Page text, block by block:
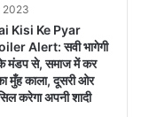
2023
Kisi Ke Pyar
Alert: सवी भागेगी
मंडप से, समाज में कर
मुँह काला, दूसरी ओर
करेगा अपनी शादी